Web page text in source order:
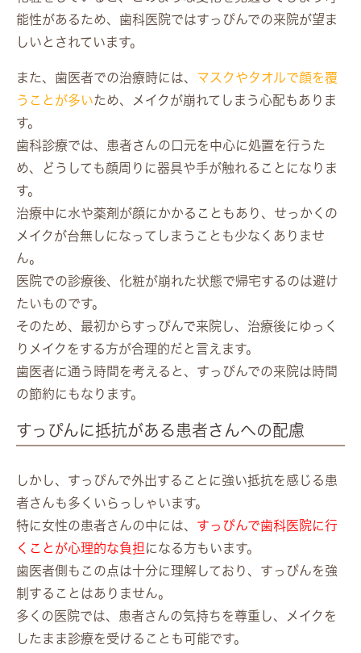
能性があるため、歯科医院ではすっぴんでの来院が望ま
しいとされています。
また、歯医者での治療時には、 マスクやタオルで顔を覆
うことが多いため、メイクが崩れてしまう心配もありま
す。
歯科診療では、患者さんの口元を中心に処置を行うた
め、どうしても顔周りに器具や手が触れることになりま
す。
治療中に水や薬剤が顔にかかることもあり、せっかくの
メイクが台無しになってしまうことも少なくありませ
ん。
医院での診療後、化粧が崩れた状態で帰宅するのは避け
たいものです。
そのため、最初からすっぴんで来院し、治療後にゆっく
りメイクをする方が合理的だと言えます。
歯医者に通う時間を考えると、すっぴんでの来院は時間
の節約にもなります。
すっぴんに抵抗がある患者さんへの配慮
しかし、すっぴんで外出することに強い抵抗を感じる患
者さんも多くいらっしゃいます。
特に女性の患者さんの中には、 すっぴんで歯科医院に行
くことが心理的な負担 になる方もいます。
歯医者側もこの点は十分に理解しており、すっぴんを強
制することはありません。
多くの医院では、患者さんの気持ちを尊重し、メイクを
したまま診療を受けることも可能です。